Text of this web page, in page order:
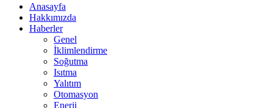
Anasayfa
Hakkımızda
Haberler
Genel
İklimlendirme
Soğutma
Isıtma
Yalıtım
Otomasyon
Enerji